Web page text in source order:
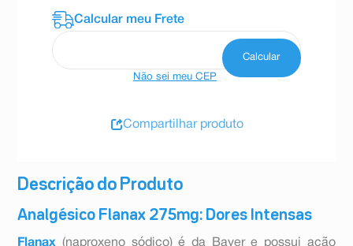
Descrição do Produto
Analgésico Flanax 275mg: Dores Intensas
Flanax (naproxeno sódico) é da Bayer e possui ação
Não sei meu CEP
Compartilhar produto